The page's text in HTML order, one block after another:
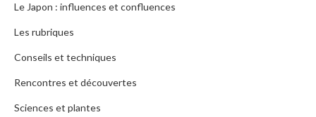
Le Japon : influences et confluences
Les rubriques
Conseils et techniques
Rencontres et découvertes
Sciences et plantes